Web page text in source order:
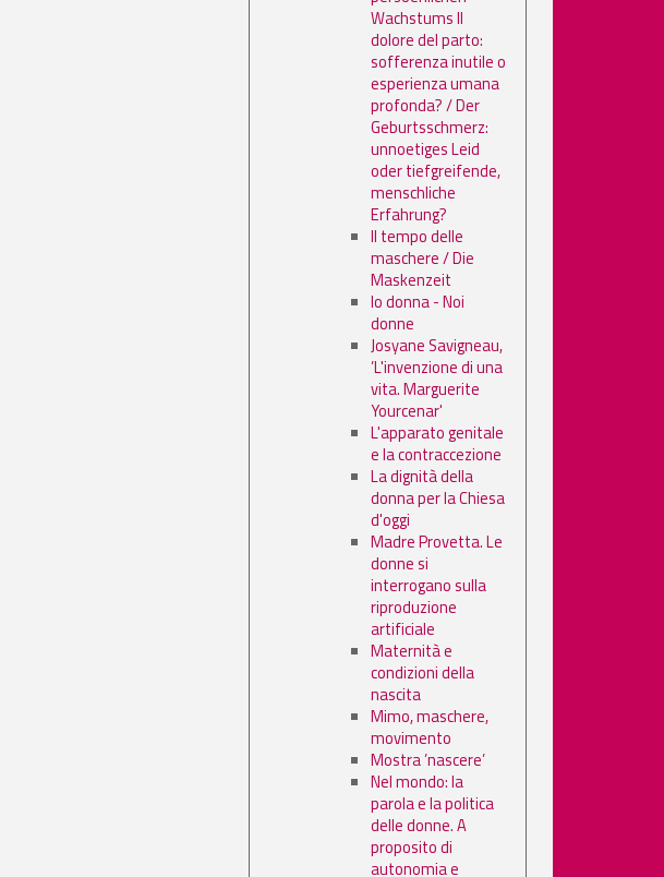
Wachstums Il
dolore del parto:
sofferenza inutile o
esperienza umana
profonda? / Der
Geburtsschmerz:
unnoetiges Leid
oder tiefgreifende,
menschliche
Erfahrung?
Il tempo delle
maschere / Die
Maskenzeit
Io donna - Noi
donne
Josyane Savigneau,
’L'invenzione di una
vita. Marguerite
Yourcenar'
L'apparato genitale
e la contraccezione
La dignità della
donna per la Chiesa
d'oggi
Madre Provetta. Le
donne si
interrogano sulla
riproduzione
artificiale
Maternità e
condizioni della
nascita
Mimo, maschere,
movimento
Mostra ’nascere’
Nel mondo: la
parola e la politica
delle donne. A
proposito di
autonomia e